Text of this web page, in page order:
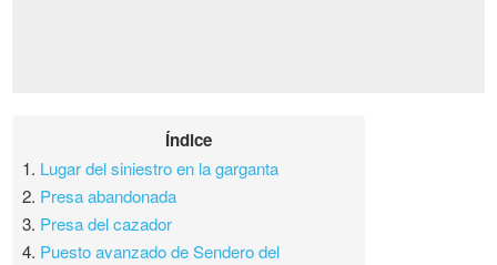
Índice
1. Lugar del siniestro en la garganta
2. Presa abandonada
3. Presa del cazador
4. Puesto avanzado de Sendero del